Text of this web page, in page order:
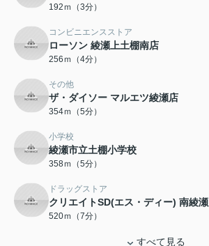
192ｍ（3分）
コンビニエンスストア
ローソン 綾瀬上土棚南店
256ｍ（4分）
その他
ザ・ダイソー マルエツ綾瀬店
354ｍ（5分）
小学校
綾瀬市立土棚小学校
358ｍ（5分）
ドラッグストア
クリエイトSD(エス・ディー) 南綾
520ｍ（7分）
すべて見る